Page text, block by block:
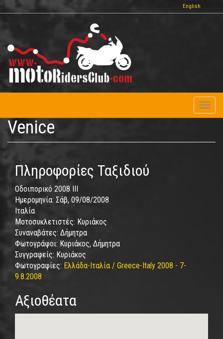
Παράκαμψη
προς
περιεχόμενο
English
Venice
Πληροφορίες Ταξιδιού
Οδοιπορικό 2008 IΙΙ
Ημερομηνία: Σάβ, 09/08/2008
Ιταλία
Μοτοσυκλετιστές: Κυριάκος
Συναναβάτες: Δήμητρα
Φωτογράφοι: Κυριάκος, Δήμητρα
Συγγραφείς: Κυριάκος
Φωτογραφίες: Ελλάδα-Ιταλία / Greece-Italy 2008 - 7-
9.8.2008
Αξιοθέατα